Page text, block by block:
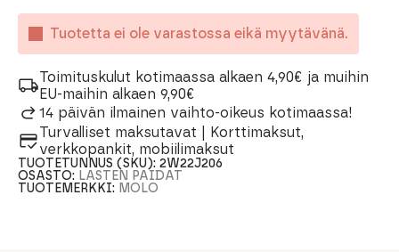
Tuotetta ei ole varastossa eikä myytävänä.
Toimituskulut kotimaassa alkaen 4,90€ ja muihin
EU-maihin alkaen 9,90€
14 päivän ilmainen vaihto-oikeus kotimaassa!
Turvalliset maksutavat | Korttimaksut,
verkkopankit, mobiilimaksut
TUOTETUNNUS (SKU):2W22J206
OSASTO: LASTEN PAIDAT
TUOTEMERKKI: MOLO